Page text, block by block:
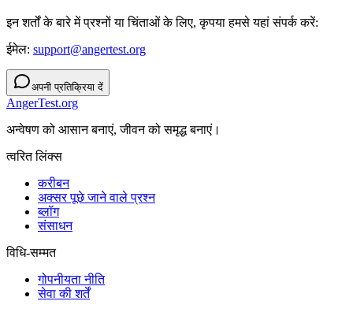
इन शर्तों के बारे में प्रश्नों या चिंताओं के लिए, कृपया हमसे यहां संपर्क करें:
ईमेल: support@angertest.org
अपनी प्रतिक्रिया दें
AngerTest.org
अन्वेषण को आसान बनाएं, जीवन को समृद्ध बनाएं।
त्वरित लिंक्स
करीबन
अक्सर पूछे जाने वाले प्रश्न
ब्लॉग
संसाधन
विधि-सम्‍मत
गोपनीयता नीति
सेवा की शर्तें